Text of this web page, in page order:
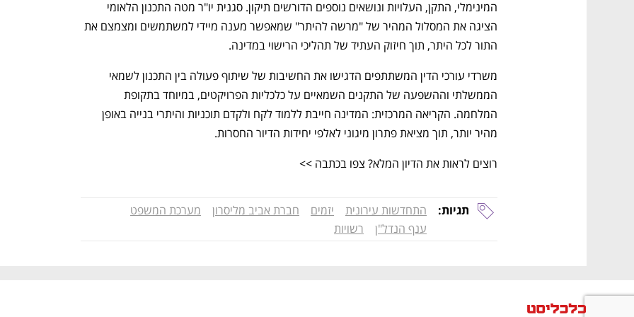
התור לכל היתר, תוך חיזוק העתיד של תהליכי הרישוי במדינה.
מהיר יותר, תוך מציאת פתרון מיגוני לאלפי יחידות הדיור החסרות.
רוצים לראות את הדיון המלא? צפו בכתבה >>
תגיות: התחדשות עירונית יזמים חברת אביב מליסרון
מערכת המשפט
ענף הנדל"ן
רשויות